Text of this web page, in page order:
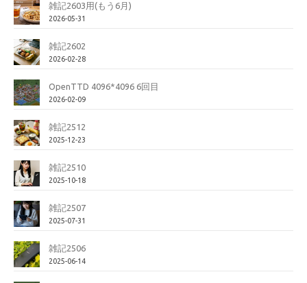
雑記2603用(もう6月)
2026-05-31
雑記2602
2026-02-28
OpenTTD 4096*4096 6回目
2026-02-09
雑記2512
2025-12-23
雑記2510
2025-10-18
雑記2507
2025-07-31
雑記2506
2025-06-14